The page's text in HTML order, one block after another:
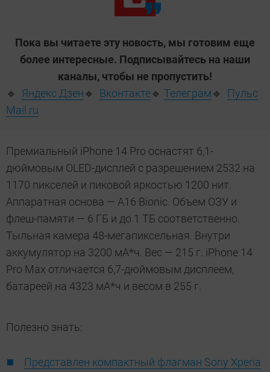
Пока вы читаете эту новость, мы готовим еще
более интересные. Подписывайтесь на наши
каналы, чтобы не пропустить!
🔹 Яндекс.Дзен 🔹 Вконтакте🔹 Телеграм 🔹 Пульс
Mail.ru
Премиальный iPhone 14 Pro оснастят 6,1-
дюймовым OLED-дисплей с разрешением 2532 на
1170 пикселей и пиковой яркостью 1200 нит.
Аппаратная основа — A16 Bionic. Объем ОЗУ и
флеш-памяти — 6 ГБ и до 1 ТБ соответственно.
Тыльная камера 48-мегапиксельная. Внутри
аккумулятор на 3200 мА*ч. Вес — 215 г. iPhone 14
Pro Max отличается 6,7-дюймовым дисплеем,
батареей на 4323 мА*ч и весом в 255 г.
Полезно знать:
Представлен компактный флагман Sony Xperia